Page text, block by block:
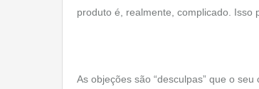
produto é, realmente, complicado. Isso
As objeções são “desculpas” que o